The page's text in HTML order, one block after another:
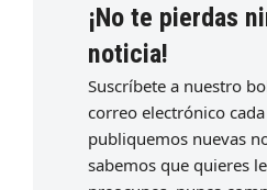
¡No te pierdas
noticia!
Suscríbete a nuestro
correo electrónico
publiquemos nuevas
sabemos que quieres